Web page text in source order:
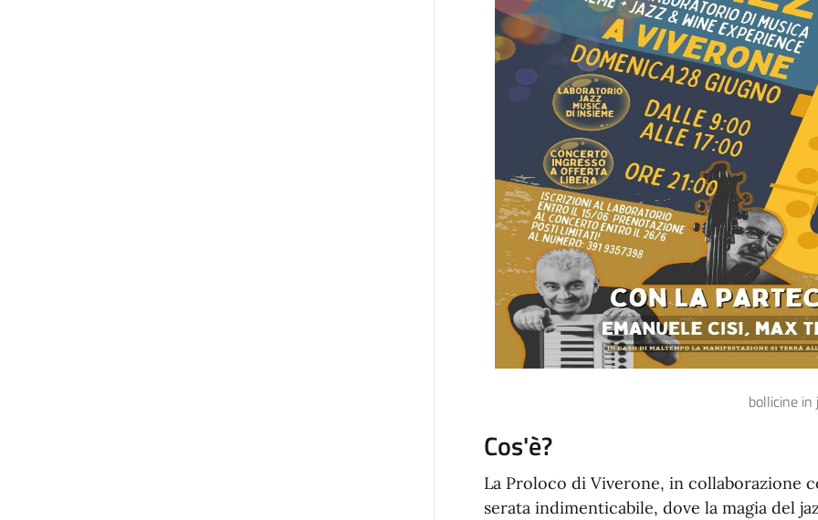
bollicine in
Cos'è?
La Proloco di Viverone, in collaborazione
serata indimenticabile, dove la magia del